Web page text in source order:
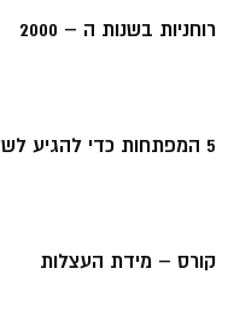
רוחניות בשנות ה – 2000
5 המפתחות כדי להגיע לשלמות
קורס – מידת העצלות